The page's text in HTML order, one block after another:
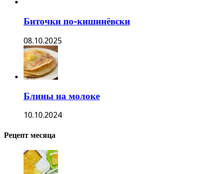
Биточки по-кишинёвски
08.10.2025
Блины на молоке
10.10.2024
Рецепт месяца